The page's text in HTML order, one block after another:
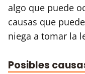
algo que puede
causas que
niega a tomar la
Posibles